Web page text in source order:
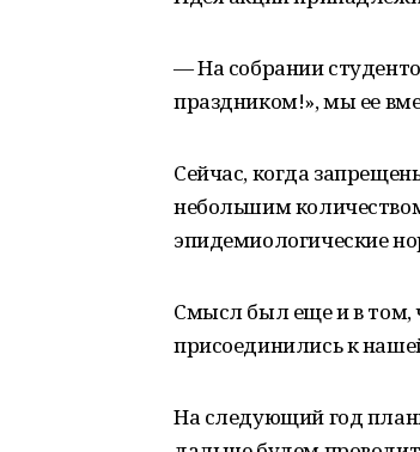
— На собрании
праздником!», мы ее
Сейчас, когда
небольшим
эпидемиологические
Смысл был еще и в том,
присоединились к
На следующий год